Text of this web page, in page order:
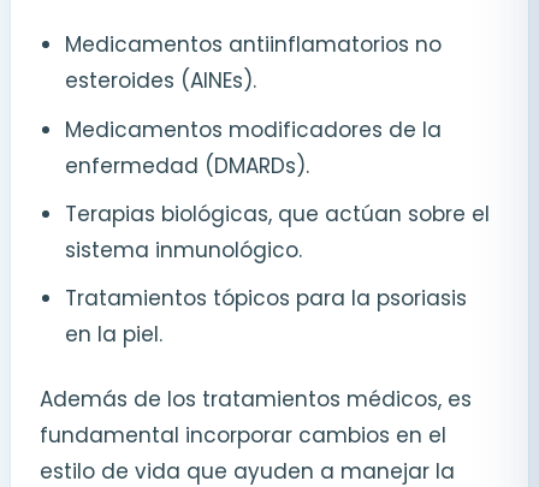
Medicamentos antiinflamatorios no
esteroides (AINEs).
Medicamentos modificadores de la
enfermedad (DMARDs).
Terapias biológicas, que actúan sobre el
sistema inmunológico.
Tratamientos tópicos para la psoriasis
en la piel.
Además de los tratamientos médicos, es
fundamental incorporar cambios en el
estilo de vida que ayuden a manejar la